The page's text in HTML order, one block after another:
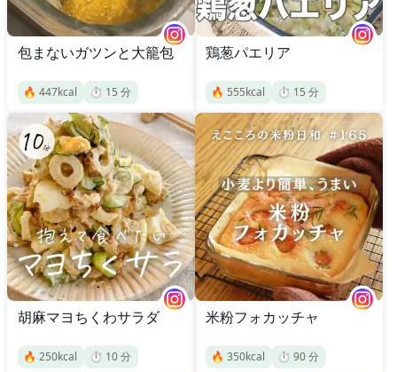
包まないガツンと大籠包
🔥 447kcal ⏱️ 15 分
鶏葱パエリア
🔥 555kcal ⏱️ 15 分
胡麻マヨちくわサラダ
🔥 250kcal ⏱️ 10分
米粉フォカッチャ
🔥 350kcal ⏱️ 90分